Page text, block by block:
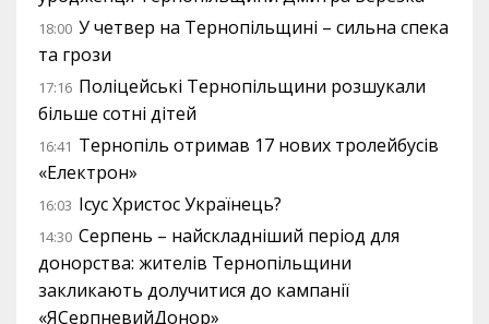
18:00 У четвер на Тернопільщині – сильна спека
та грози
17:16 Поліцейські Тернопільщини розшукали
більше сотні дітей
16:41 Тернопіль отримав 17 нових тролейбусів
«Електрон»
16:03 Ісус Христос Українець?
14:30 Серпень – найскладніший період для
донорства: жителів Тернопільщини
закликають долучитися до кампанії
«ЯСерпневийДонор»